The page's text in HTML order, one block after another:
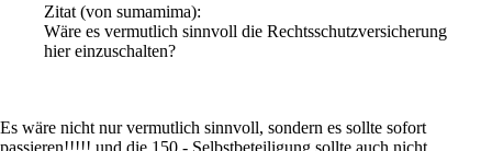
Zitat (von sumamima):
Wäre es vermutlich sinnvoll die Rechtsschutzversicherung
hier einzuschalten?
Es wäre nicht nur vermutlich sinnvoll, sondern es sollte sofort
passieren!!!!! und die 150.- Selbstbeteiligung sollte auch nicht